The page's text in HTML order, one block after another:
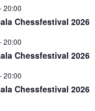
-20:00
Chessfestival 2026
-20:00
Chessfestival 2026
-20:00
Chessfestival 2026